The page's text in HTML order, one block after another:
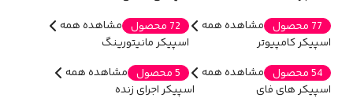
77 محصول
مشاهده همه
72 محصول
مشاهده همه
اسپیکر کامپیوتر
54 محصول
مشاهده همه
اسپیکر مانیتورینگ
5 محصول
مشاهده همه
اسپیکر های فای
اسپیکر اجرای زنده